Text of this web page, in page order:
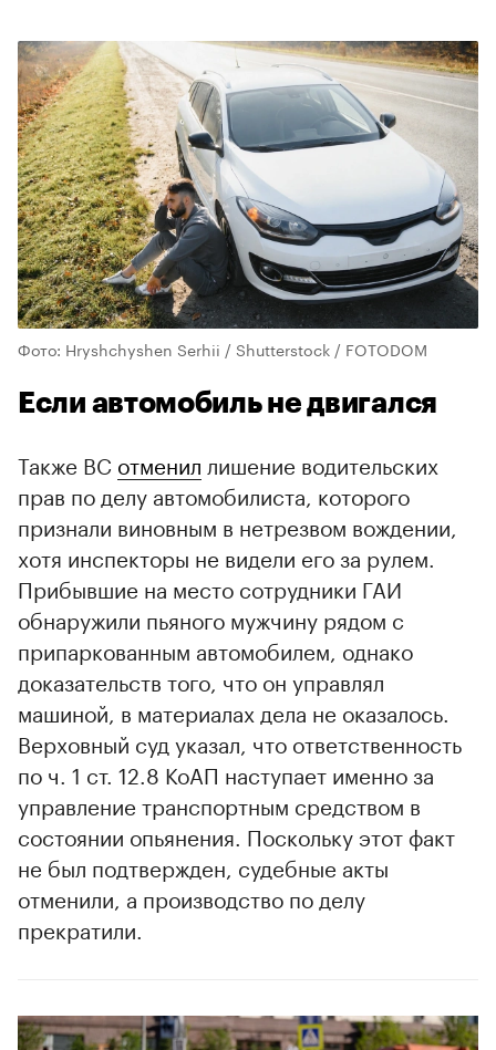
Фото: Hryshchyshen Serhii / Shutterstock / FOTODOM
Если автомобиль не двигался
Также ВС отменил лишение водительских
прав по делу автомобилиста, которого
признали виновным в нетрезвом вождении,
хотя инспекторы не видели его за рулем.
Прибывшие на место сотрудники ГАИ
обнаружили пьяного мужчину рядом с
припаркованным автомобилем, однако
доказательств того, что он управлял
машиной, в материалах дела не оказалось.
Верховный суд указал, что ответственность
по ч. 1 ст. 12.8 КоАП наступает именно за
управление транспортным средством в
состоянии опьянения. Поскольку этот факт
не был подтвержден, судебные акты
отменили, а производство по делу
прекратили.